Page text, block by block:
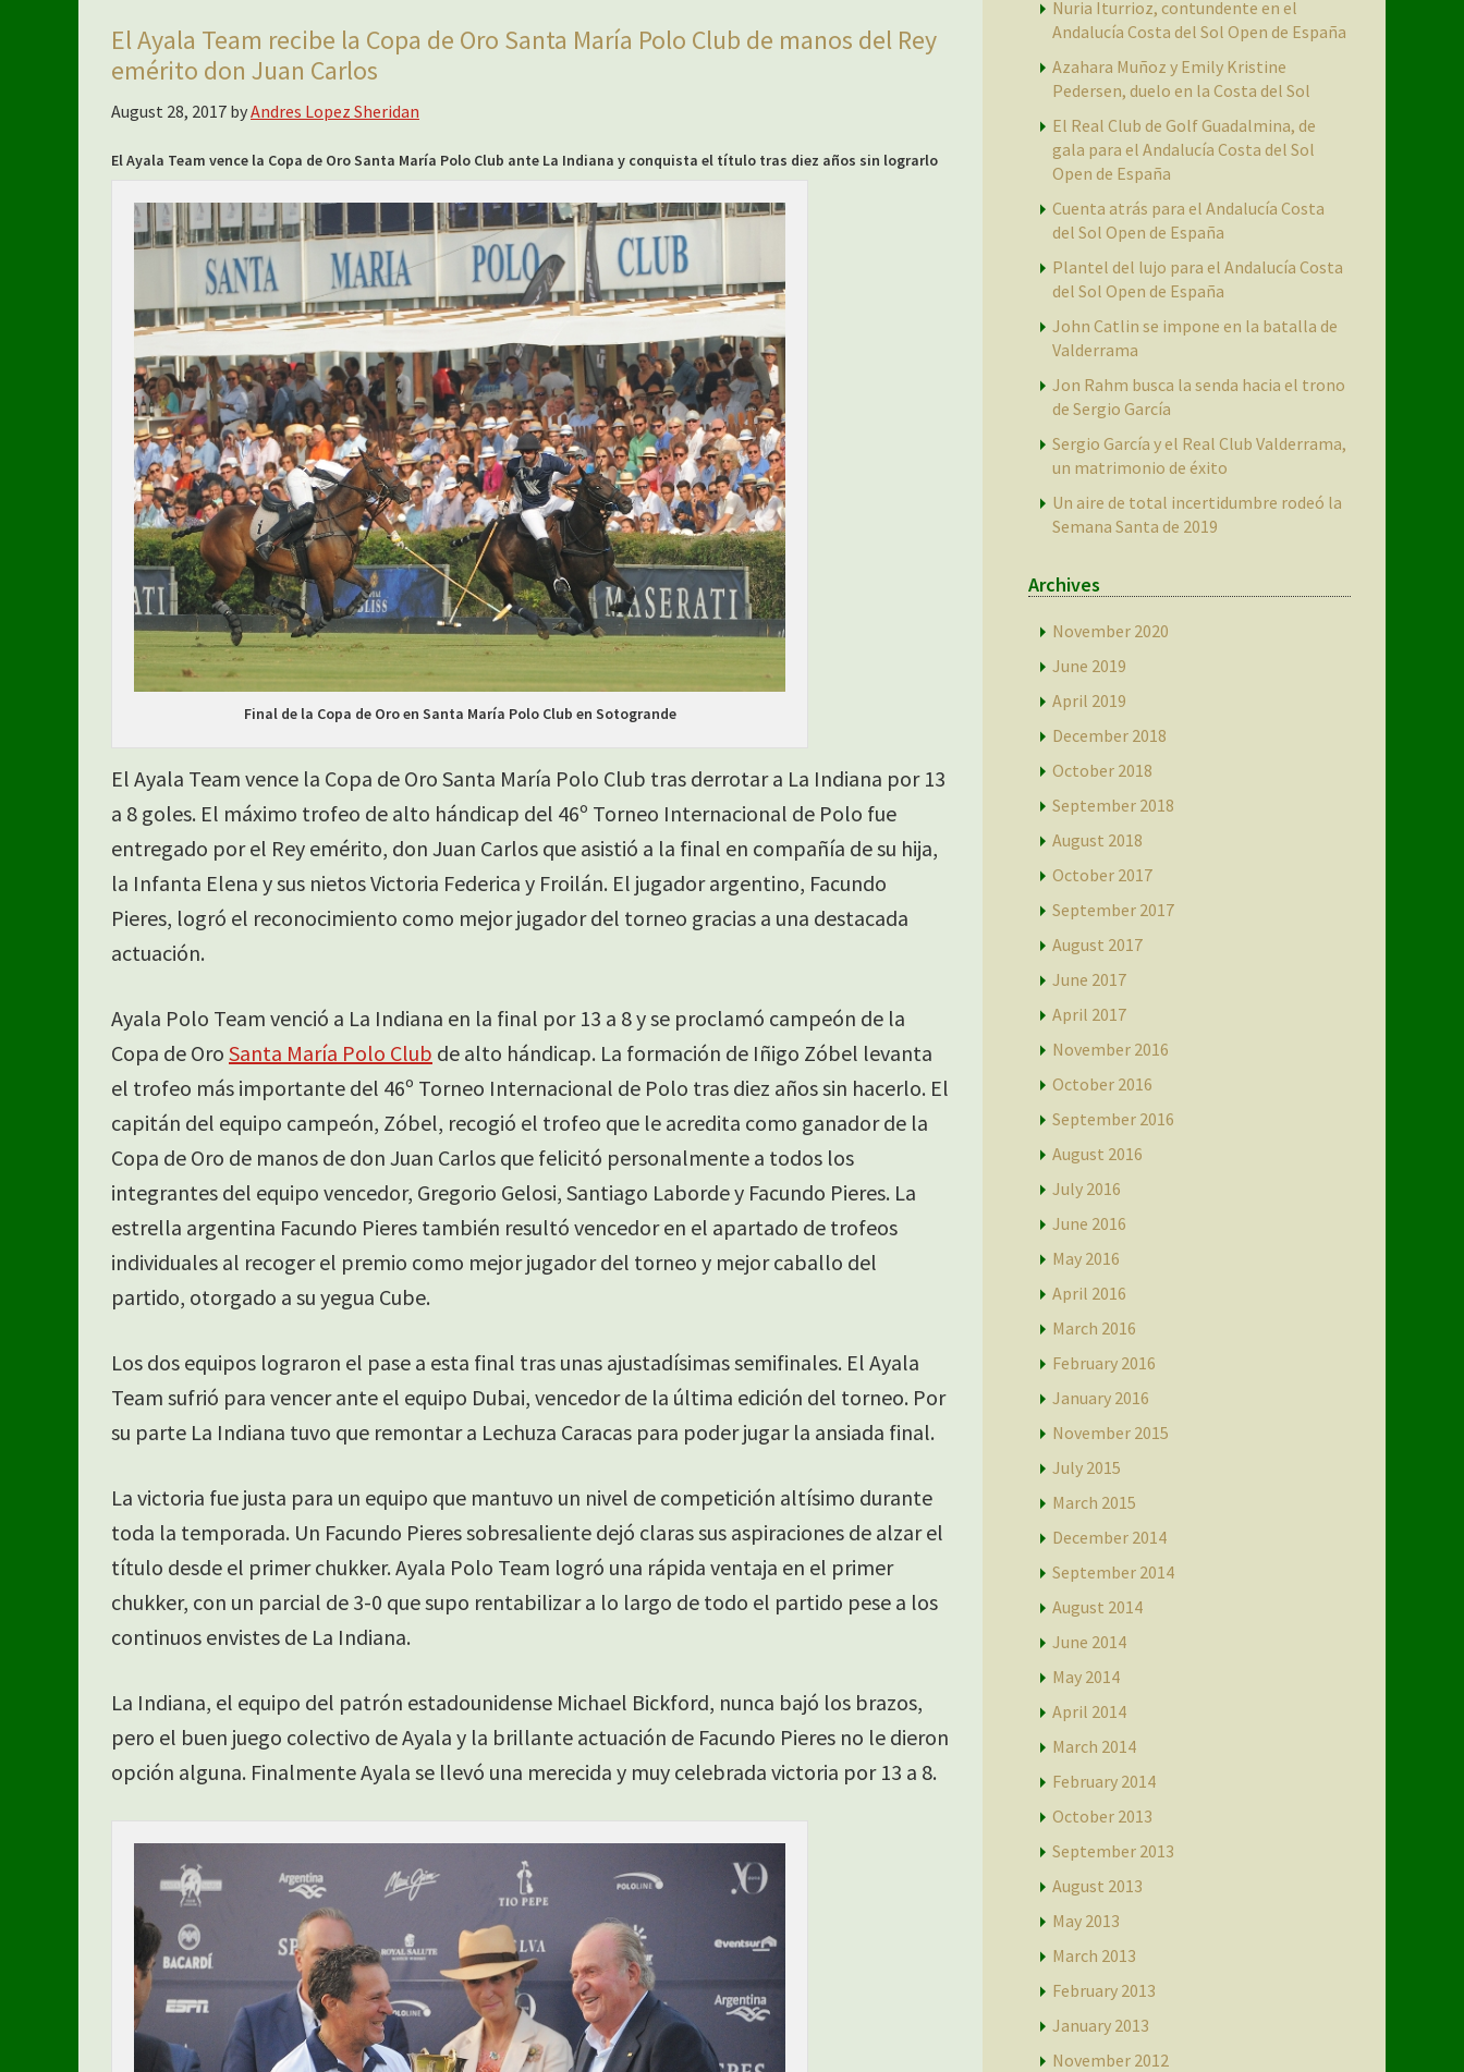
El Ayala Team recibe la Copa de Oro Santa María Polo Club de manos del Rey
emérito don Juan Carlos
August 28, 2017 byAndres Lopez Sheridan
El Ayala Team vence la Copa de Oro Santa María Polo Club ante La Indiana y conquista el título tras diez años sin lograrlo
Final de la Copa de Oro en Santa María Polo Club en Sotogrande
El Ayala Team vence la Copa de Oro Santa María Polo Club tras derrotar a La Indiana por 13
a 8 goles. El máximo trofeo de alto hándicap del 46º Torneo Internacional de Polo fue
entregado por el Rey emérito, don Juan Carlos que asistió a la final en compañía de su hija,
la Infanta Elena y sus nietos Victoria Federica y Froilán. El jugador argentino, Facundo
Pieres, logró el reconocimiento como mejor jugador del torneo gracias a una destacada
actuación.
Ayala Polo Team venció a La Indiana en la final por 13 a 8 y se proclamó campeón de la
Copa de Oro Santa María Polo Club de alto hándicap. La formación de Iñigo Zóbel levanta
el trofeo más importante del 46º Torneo Internacional de Polo tras diez años sin hacerlo. El
capitán del equipo campeón, Zóbel, recogió el trofeo que le acredita como ganador de la
Copa de Oro de manos de don Juan Carlos que felicitó personalmente a todos los
integrantes del equipo vencedor, Gregorio Gelosi, Santiago Laborde y Facundo Pieres. La
estrella argentina Facundo Pieres también resultó vencedor en el apartado de trofeos
individuales al recoger el premio como mejor jugador del torneo y mejor caballo del
partido, otorgado a su yegua Cube.
Los dos equipos lograron el pase a esta final tras unas ajustadísimas semifinales. El Ayala
Team sufrió para vencer ante el equipo Dubai, vencedor de la última edición del torneo. Por
su parte La Indiana tuvo que remontar a Lechuza Caracas para poder jugar la ansiada final.
La victoria fue justa para un equipo que mantuvo un nivel de competición altísimo durante
toda la temporada. Un Facundo Pieres sobresaliente dejó claras sus aspiraciones de alzar el
título desde el primer chukker. Ayala Polo Team logró una rápida ventaja en el primer
chukker, con un parcial de 3-0 que supo rentabilizar a lo largo de todo el partido pese a los
continuos envistes de La Indiana.
La Indiana, el equipo del patrón estadounidense Michael Bickford, nunca bajó los brazos,
pero el buen juego colectivo de Ayala y la brillante actuación de Facundo Pieres no le dieron
opción alguna. Finalmente Ayala se llevó una merecida y muy celebrada victoria por 13 a 8.
Nuria Iturrioz, contundente en el
Andalucía Costa del Sol Open de España
Azahara Muñoz y Emily Kristine
Pedersen, duelo en la Costa del Sol
El Real Club de Golf Guadalmina, de
gala para el Andalucía Costa del Sol
Open de España
Cuenta atrás para el Andalucía Costa
del Sol Open de España
Plantel del lujo para el Andalucía Costa
del Sol Open de España
John Catlin se impone en la batalla de
Valderrama
Jon Rahm busca la senda hacia el trono
de Sergio García
Sergio García y el Real Club Valderrama,
un matrimonio de éxito
Un aire de total incertidumbre rodeó la
Semana Santa de 2019
Archives
November 2020
June 2019
April 2019
December 2018
October 2018
September 2018
August 2018
October 2017
September 2017
August 2017
June 2017
April 2017
November 2016
October 2016
September 2016
August 2016
July 2016
June 2016
May 2016
April 2016
March 2016
February 2016
January 2016
November 2015
July 2015
March 2015
December 2014
September 2014
August 2014
June 2014
May 2014
April 2014
March 2014
February 2014
October 2013
September 2013
August 2013
May 2013
March 2013
February 2013
January 2013
November 2012